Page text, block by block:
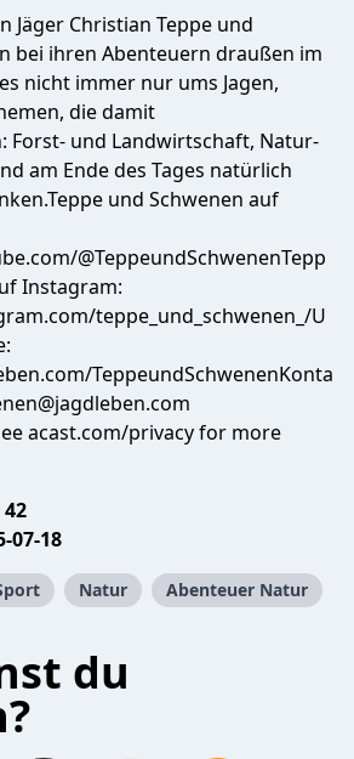
Jäger Christian Teppe und
bei ihren Abenteuern draußen im
nicht immer nur ums Jagen,
die damit
Forst- und Landwirtschaft, Natur-
am Ende des Tages natürlich
und Schwenen auf
@TeppeundSchwenenTepp
Instagram:
teppe_und_schwenen_/U
TeppeundSchwenenKonta
acast.com/privacyfor more
42
07-18
Natur Abenteuer Natur
du